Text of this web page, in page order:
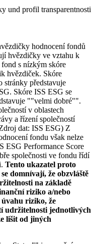
und profil transparentnosti
hodnocení fondů
hvězdičky ve vztahu k
s nízkým skóre
hvězdiček. Skóre
stránky představuje
Skóre ISS ESG se
""velmi dobré"".
v oblastech
a řízení společností
dat: ISS ESG) Z
fondu však nelze
ESG Performance Score
společnosti ve fondu řídí
Tento ukazatel proto
domnívají, že obzvláště
na základě
riziko a/nebo
riziko, že
udržitelnosti jednotlivých
lišit od jiných